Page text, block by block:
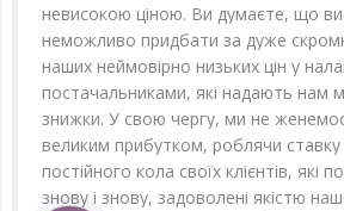
невисокою ціною. Ви думаєте, що
неможливо придбати за дуже
наших неймовірно низьких цін у
постачальниками, які надають нам
знижки. У свою чергу, ми не
великим прибутком, роблячи
постійного кола своїх клієнтів, які
знову і знову, задоволені якістю